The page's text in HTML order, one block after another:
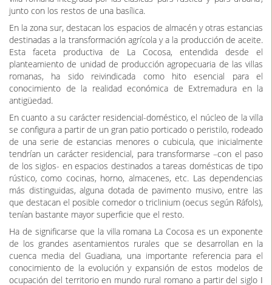
En la zona sur, destacan los espacios de almacén y otras estancias
destinadas a la transformación agrícola y a la producción de aceite.
Esta faceta productiva de La Cocosa, entendida desde el
planteamiento de unidad de producción agropecuaria de las villas
romanas, ha sido reivindicada como hito esencial para el
conocimiento de la realidad económica de Extremadura en la
antigüedad.
En cuanto a su carácter residencial-doméstico, el núcleo de la villa
se configura a partir de un gran patio porticado o peristilo, rodeado
de una serie de estancias menores o cubicula, que inicialmente
tendrían un carácter residencial, para transformarse –con el paso
de los siglos- en espacios destinados a tareas domésticas de tipo
rústico, como cocinas, horno, almacenes, etc. Las dependencias
más distinguidas, alguna dotada de pavimento musivo, entre las
que destacan el posible comedor o triclinium (oecus según Ráfols),
tenían bastante mayor superficie que el resto.
Ha de significarse que la villa romana La Cocosa es un exponente
de los grandes asentamientos rurales que se desarrollan en la
cuenca media del Guadiana, una importante referencia para el
conocimiento de la evolución y expansión de estos modelos de
ocupación del territorio en mundo rural romano a partir del siglo I
d.C. hasta su fase de abandono en el siglo VI-VII.